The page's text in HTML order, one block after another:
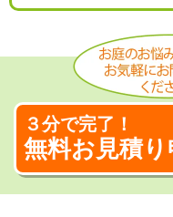
３分で完了！
無料お見積